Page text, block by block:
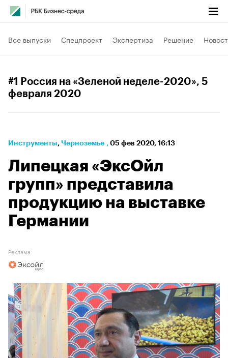
Все выпуски Спецпроект Экспертиза Решение
#1 Россия на «Зеленой неделе-2020», 5
февраля 2020
Инструменты⁠, Черноземье , 05 фев 2020, 16:13
Липецкая «ЭксОйл
групп» представила
продукцию на выставке
Германии
Реклама: